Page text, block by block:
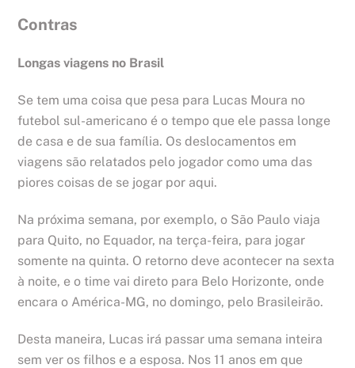
Contras
Longas viagens no Brasil
Se tem uma coisa que pesa para Lucas Moura no
futebol sul-americano é o tempo que ele passa longe
de casa e de sua família. Os deslocamentos em
viagens são relatados pelo jogador como uma das
piores coisas de se jogar por aqui.
Na próxima semana, por exemplo, o São Paulo viaja
para Quito, no Equador, na terça-feira, para jogar
somente na quinta. O retorno deve acontecer na sexta
à noite, e o time vai direto para Belo Horizonte, onde
encara o América-MG, no domingo, pelo Brasileirão.
Desta maneira, Lucas irá passar uma semana inteira
sem ver os filhos e a esposa. Nos 11 anos em que